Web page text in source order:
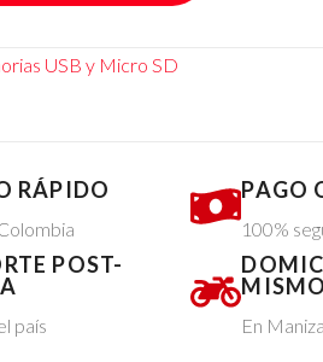
USB y Micro SD
RÁPIDO
POST-
país
PAGO
100%
En